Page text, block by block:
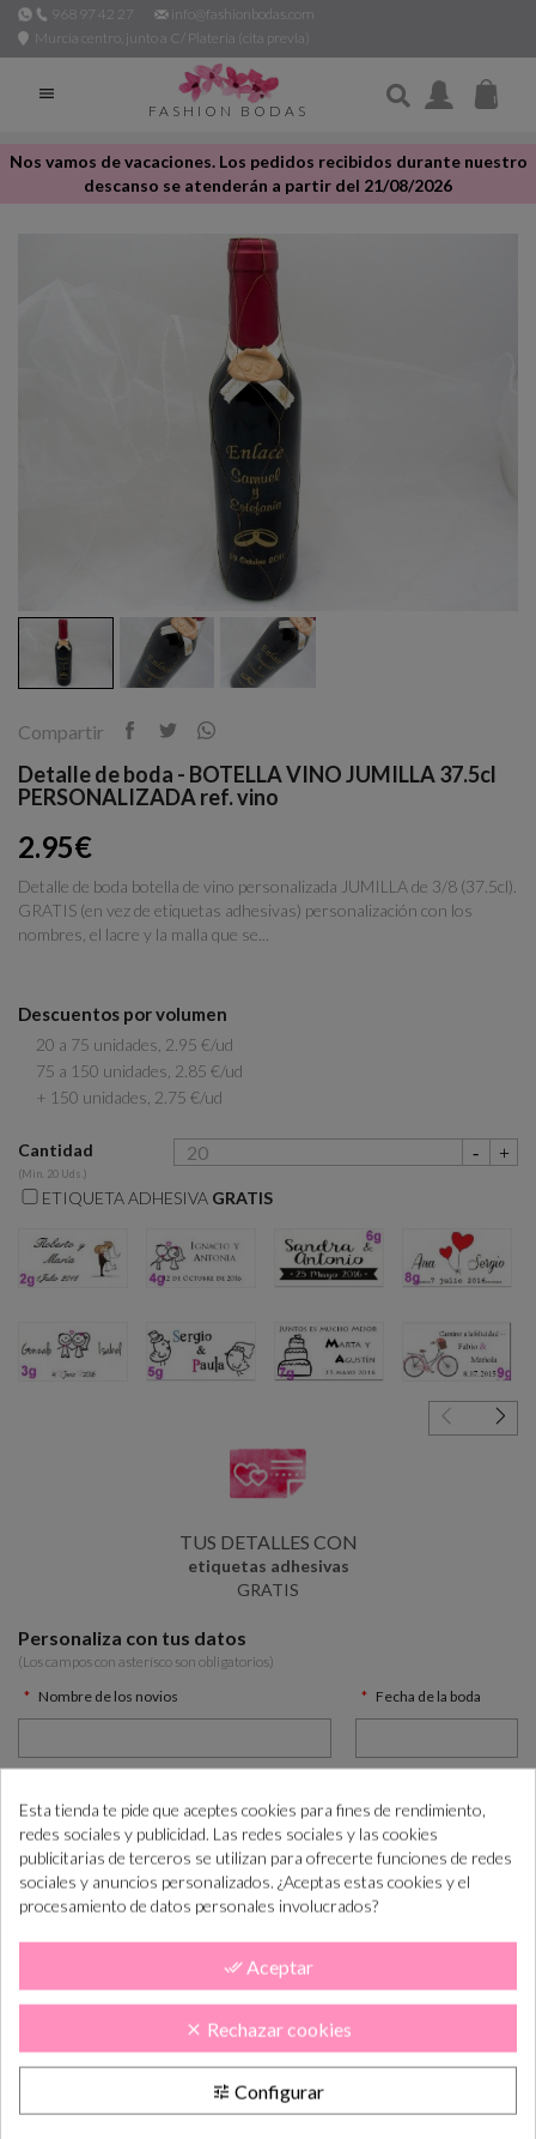
968 97 42 27
info@fashionbodas.com
Murcia centro, junto a C/ Platería (cita previa)

FASHION BODAS
Nos vamos de vacaciones. Los pedidos recibidos durante nuestro
descanso se atenderán a partir del 21/08/2026
Compartir
Detalle de boda - BOTELLA VINO JUMILLA 37.5cl
PERSONALIZADA ref. vino
2.95€
Detalle de boda botella de vino personalizada JUMILLA de 3/8 (37.5cl).
GRATIS (en vez de etiquetas adhesivas) personalización con los
nombres, el lacre y la malla que se...
Descuentos por volumen
20 a 75 unidades, 2.95 €/ud
75 a 150 unidades, 2.85 €/ud
+ 150 unidades, 2.75 €/ud
Cantidad
(Min. 20 Uds.)
ETIQUETA ADHESIVA GRATIS
TUS DETALLES CON
etiquetas adhesivas
GRATIS
Personaliza con tus datos
(Los campos con asterísco son obligatorios)
Nombre de los novios
Fecha de la boda
Total:59.00 € (IVA incl.)
 AÑADIR AL CARRITO
¿Cómo COMPRAR PASO a PASO?
“Si las necesitas antes consúltanos para ayudarte”
Realiza el pedido
Lo tramitamos y
En 5-10 días lab.
Esta tienda te pide que aceptes cookies para fines de rendimiento,
redes sociales y publicidad. Las redes sociales y las cookies
publicitarias de terceros se utilizan para ofrecerte funciones de redes
sociales y anuncios personalizados. ¿Aceptas estas cookies y el
procesamiento de datos personales involucrados?
done_all Aceptar
clear Rechazar cookies
tune Configurar